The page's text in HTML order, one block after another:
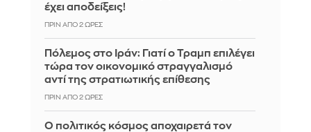
έχει αποδείξεις!
ΠΡΙΝ ΑΠΌ 2 ΏΡΕΣ
Πόλεμος στο Ιράν: Γιατί ο Τραμπ επιλέγει
τώρα τον οικονομικό στραγγαλισμό
αντί της στρατιωτικής επίθεσης
ΠΡΙΝ ΑΠΌ 2 ΏΡΕΣ
Ο πολιτικός κόσμος αποχαιρετά τον